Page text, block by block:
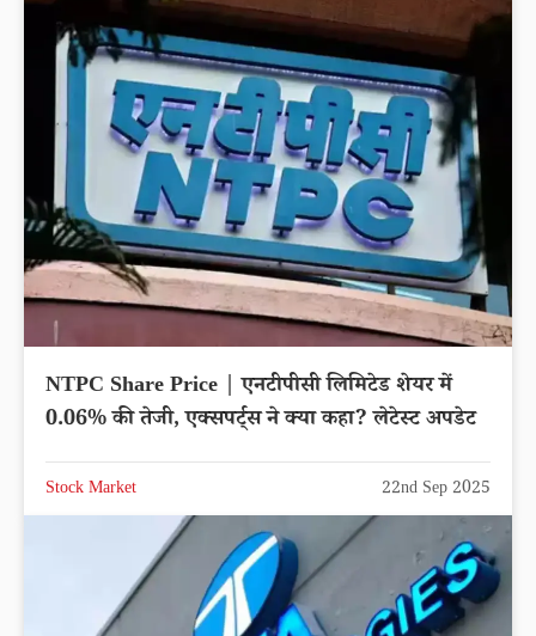
NTPC Share Price | एनटीपीसी लिमिटेड शेयर में
0.06% की तेजी, एक्सपर्ट्स ने क्या कहा? लेटेस्ट अपडेट
Stock Market 22nd Sep 2025